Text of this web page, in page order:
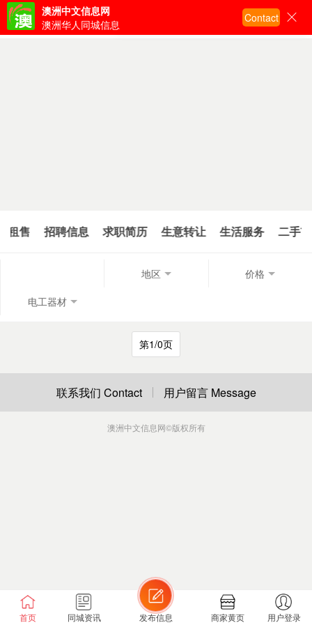
澳洲中文信息网
澳洲华人同城信息
Contact
租售 招聘信息 求职简历 生意转让 生活服务 二手
电工器材
地区 价格
第1/0页
首页 同城资讯 发布信息 商家黄页 用户登录
联系我们 Contact 用户留言 Message
澳洲中文信息网©版权所有